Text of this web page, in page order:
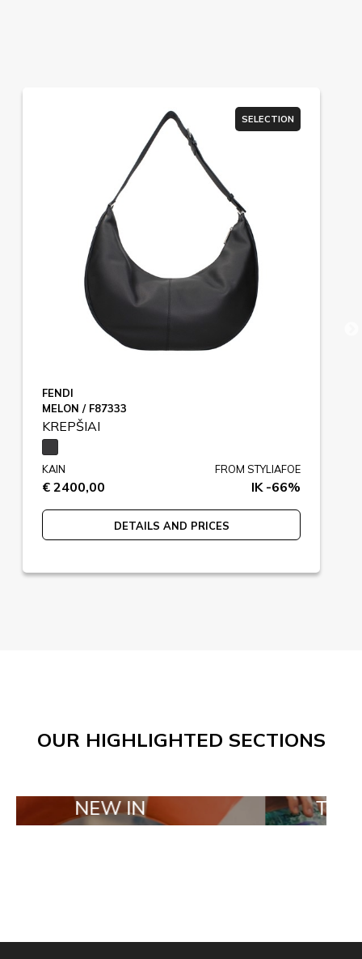
SELECTION
FENDI
MELON / F87333
KREPŠIAI
KAIN
€ 2400,00
FROM STYLIAFOE
IK -66%
DETAILS AND PRICES
OUR HIGHLIGHTED SECTIONS
NEW IN TAILOR